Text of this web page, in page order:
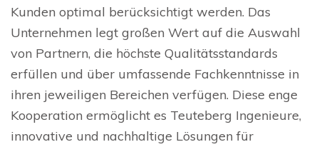
Kunden optimal berücksichtigt werden. Das
Unternehmen legt großen Wert auf die Auswahl
von Partnern, die höchste Qualitätsstandards
erfüllen und über umfassende Fachkenntnisse in
ihren jeweiligen Bereichen verfügen. Diese enge
Kooperation ermöglicht es Teuteberg Ingenieure,
innovative und nachhaltige Lösungen für